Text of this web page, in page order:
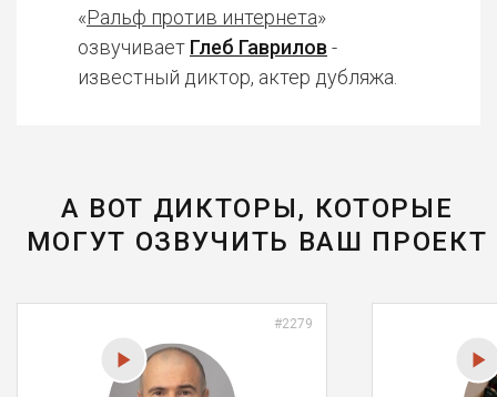
«Ральф против интернета»
озвучивает Глеб Гаврилов -
известный диктор, актер дубляжа.
А ВОТ ДИКТОРЫ, КОТОРЫЕ
МОГУТ ОЗВУЧИТЬ ВАШ ПРОЕКТ
#2279